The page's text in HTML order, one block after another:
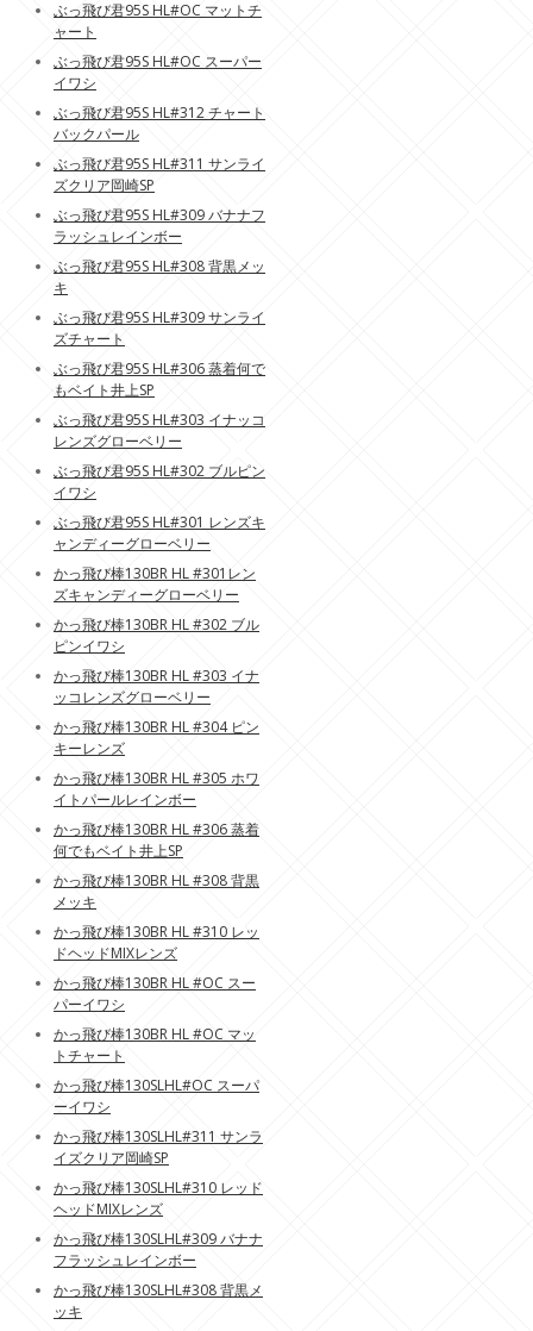
ぶっ飛び君95S HL#OC マットチ
ャート
ぶっ飛び君95S HL#OC スーパー
イワシ
ぶっ飛び君95S HL#312 チャート
バックパール
ぶっ飛び君95S HL#311 サンライ
ズクリア岡崎SP
ぶっ飛び君95S HL#309 バナナフ
ラッシュレインボー
ぶっ飛び君95S HL#308 背黒メッ
キ
ぶっ飛び君95S HL#309 サンライ
ズチャート
ぶっ飛び君95S HL#306 蒸着何で
もベイト井上SP
ぶっ飛び君95S HL#303 イナッコ
レンズグローベリー
ぶっ飛び君95S HL#302 ブルピン
イワシ
ぶっ飛び君95S HL#301 レンズキ
ャンディーグローベリー
かっ飛び棒130BR HL #301レン
ズキャンディーグローベリー
かっ飛び棒130BR HL #302 ブル
ピンイワシ
かっ飛び棒130BR HL #303 イナ
ッコレンズグローベリー
かっ飛び棒130BR HL #304 ピン
キーレンズ
かっ飛び棒130BR HL #305 ホワ
イトパールレインボー
かっ飛び棒130BR HL #306 蒸着
何でもベイト井上SP
かっ飛び棒130BR HL #308 背黒
メッキ
かっ飛び棒130BR HL #310 レッ
ドヘッドMIXレンズ
かっ飛び棒130BR HL #OC スー
パーイワシ
かっ飛び棒130BR HL #OC マッ
トチャート
かっ飛び棒130SLHL#OC スーパ
ーイワシ
かっ飛び棒130SLHL#311 サンラ
イズクリア岡崎SP
かっ飛び棒130SLHL#310 レッド
ヘッドMIXレンズ
かっ飛び棒130SLHL#309 バナナ
フラッシュレインボー
かっ飛び棒130SLHL#308 背黒メ
ッキ